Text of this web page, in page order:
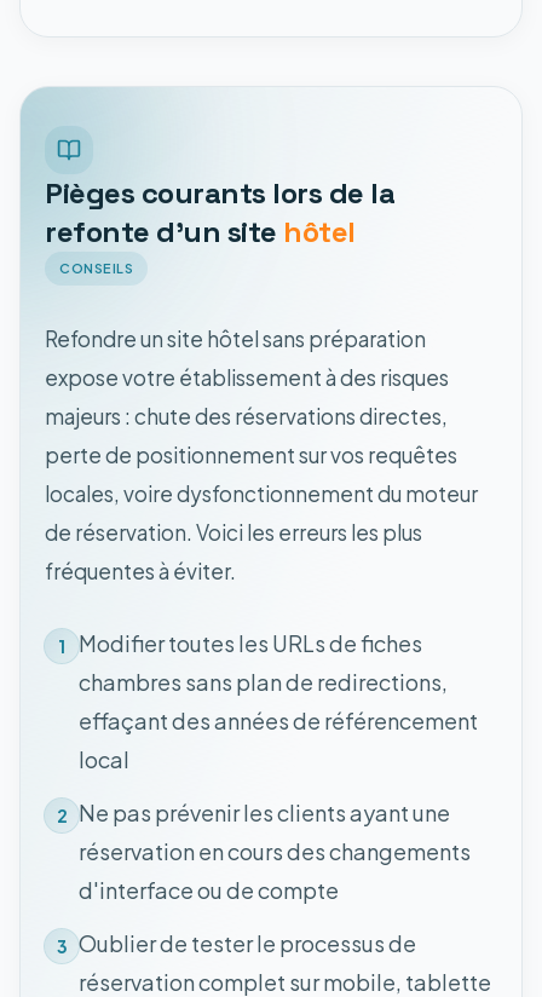
Pièges courants lors de la
refonte d'un site hôtel
CONSEILS
Refondre un site hôtel sans préparation
expose votre établissement à des risques
majeurs : chute des réservations directes,
perte de positionnement sur vos requêtes
locales, voire dysfonctionnement du moteur
de réservation. Voici les erreurs les plus
fréquentes à éviter.
1
Modifier toutes les URLs de fiches
chambres sans plan de redirections,
effaçant des années de référencement
local
2 Ne pas prévenir les clients ayant une
réservation en cours des changements
d'interface ou de compte
3 Oublier de tester le processus de
réservation complet sur mobile, tablette